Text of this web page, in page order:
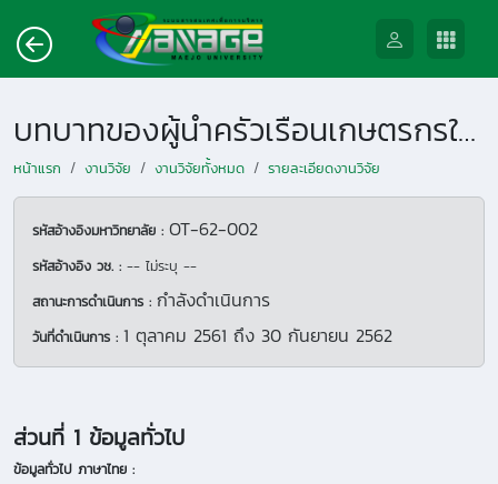
บทบาทของผู้นำครัวเรือนเกษตรกรในการจัดการเพื่อรับมือกับการเปลี่ยนแปลงสภาพภูมิอากาศในเขตพื้นที่จังหวัดลำพูน
หน้าแรก งานวิจัย งานวิจัยทั้งหมด รายละเอียดงานวิจัย
รหัสอ้างอิงมหาวิทยาลัย : OT-62-002
รหัสอ้างอิง วช. : -- ไม่ระบุ --
สถานะการดำเนินการ : กำลังดำเนินการ
วันที่ดำเนินการ : 1 ตุลาคม 2561 ถึง 30 กันยายน 2562
ส่วนที่ 1 ข้อมูลทั่วไป
ข้อมูลทั่วไป ภาษาไทย :